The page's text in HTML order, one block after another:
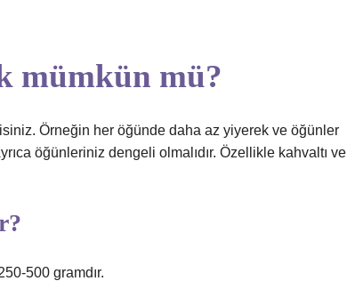
mümkün mü?
Örneğin her öğünde daha az yiyerek ve öğünler
öğünleriniz dengeli olmalıdır. Özellikle kahvaltı ve
500 gramdır.